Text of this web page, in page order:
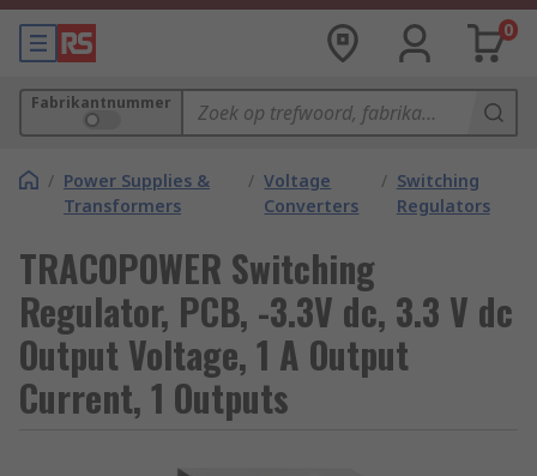
0
Fabrikantnummer
/ Power Supplies &
Transformers
/ Voltage
Converters
/ Switching
Regulators
TRACOPOWER Switching
Regulator, PCB, -3.3V dc, 3.3 V dc
Output Voltage, 1 A Output
Current, 1 Outputs